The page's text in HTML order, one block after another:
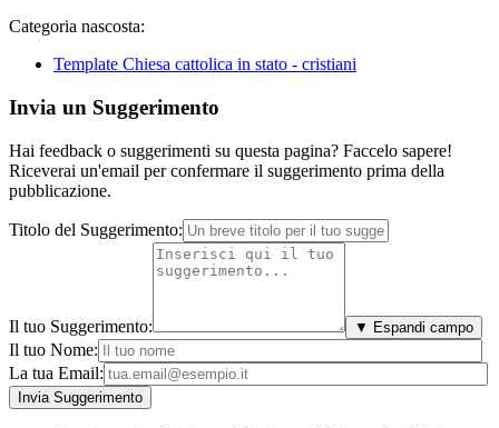
Categoria nascosta:
Template Chiesa cattolica in stato - cristiani
Invia un Suggerimento
Hai feedback o suggerimenti su questa pagina? Faccelo sapere!
Riceverai un'email per confermare il suggerimento prima della
pubblicazione.
Titolo del Suggerimento:
Il tuo Suggerimento: ▼ Espandi campo
Il tuo Nome:
La tua Email: